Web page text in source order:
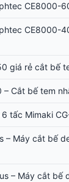
CE8000-
CE8000-
giá rẻ cắt bế
Cắt bế tem
tấc Mimaki
– Máy cắt bế
– Máy cắt